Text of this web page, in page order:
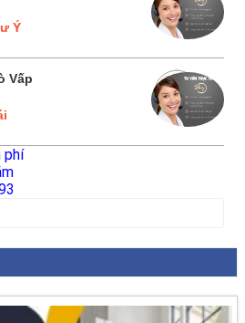
Ý
Vấp
phí